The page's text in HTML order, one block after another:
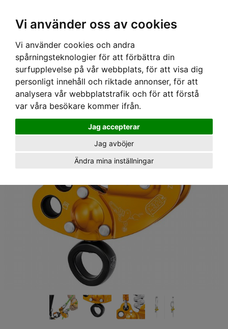
Vi använder oss av cookies
Vi använder cookies och andra
spårningsteknologier för att förbättra din
surfupplevelse på vår webbplats, för att visa dig
personligt innehåll och riktade annonser, för att
analysera vår webbplatstrafik och för att förstå
var våra besökare kommer ifrån.
Jag accepterar
Jag avböjer
Ändra mina inställningar
Hem›Utrustning›Arborist› Firningsdon Zigzag Plus, Petzl